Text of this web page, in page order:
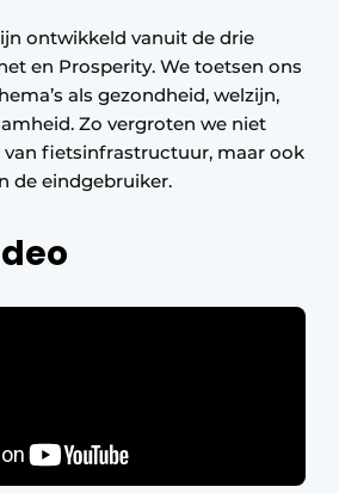
ontwikkeld vanuit de drie
en Prosperity. We toetsen ons
als gezondheid, welzijn,
Zo vergroten we niet
fietsinfrastructuur, maar ook
de eindgebruiker.